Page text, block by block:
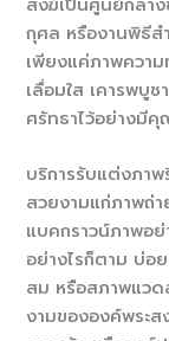
กุศล หรืองานพิธีส
เพียงแค่ภาพควา
เลื่อมใส เคารพบูช
ศรัทธาไว้อย่างมีคุ
บริการรับแต่งภา
สวยงามแก่ภาพถ่
แบคกราวน์ภาพอ
อย่างไรก็ตาม บ่อ
สม หรือสภาพแวด
งามขององค์พระส